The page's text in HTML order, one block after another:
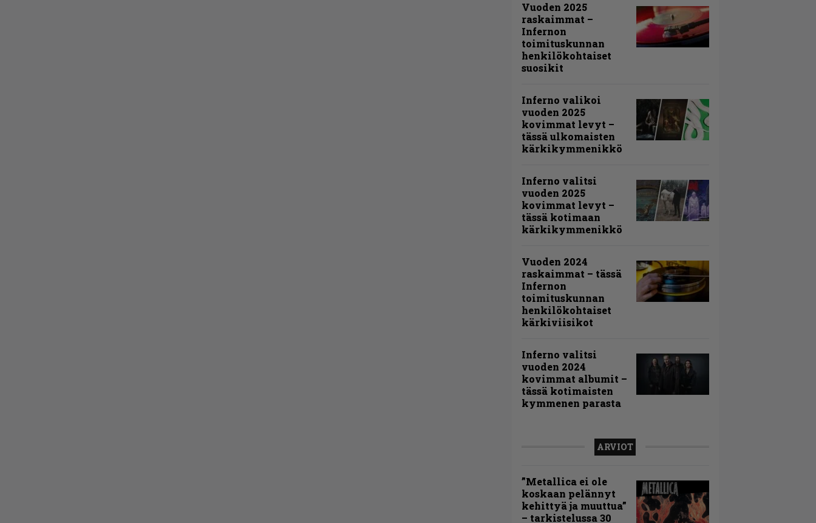
Vuoden 2025
raskaimmat –
Infernon
toimituskunnan
henkilökohtaiset
suosikit
Inferno valikoi
vuoden 2025
kovimmat levyt –
tässä ulkomaisten
kärkikymmenikkö
Inferno valitsi
vuoden 2025
kovimmat levyt –
tässä kotimaan
kärkikymmenikkö
Vuoden 2024
raskaimmat – tässä
Infernon
toimituskunnan
henkilökohtaiset
kärkiviisikot
Inferno valitsi
vuoden 2024
kovimmat albumit –
tässä kotimaisten
kymmenen parasta
ARVIOT
”Metallica ei ole
koskaan pelännyt
kehittyä ja muuttua”
– tarkistelussa 30